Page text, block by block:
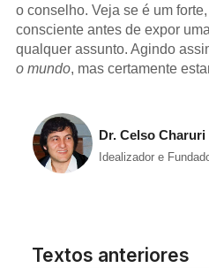
o conselho. Veja se é um
consciente antes de expor
qualquer assunto. Agindo
o mundo, mas certamente
Dr. Celso Charuri
Idealizador e
Textos anteriores